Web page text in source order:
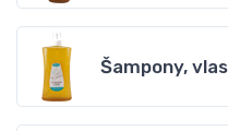
Šampony,